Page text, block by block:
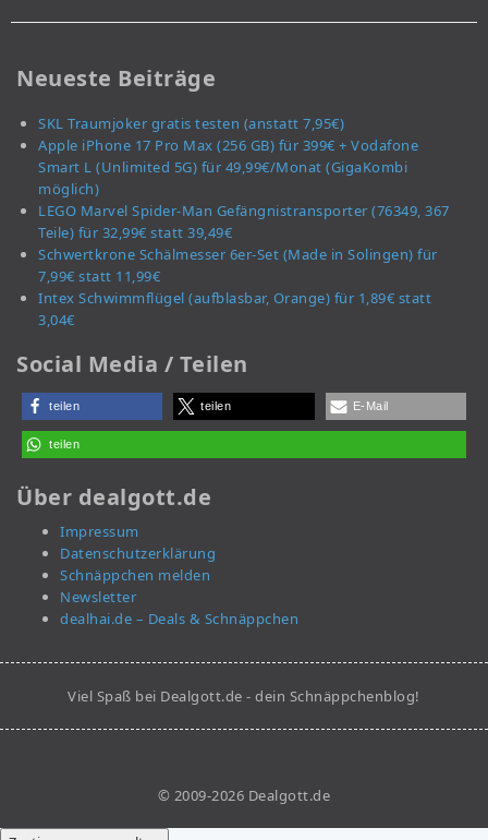
Neueste Beiträge
SKL Traumjoker gratis testen (anstatt 7,95€)
Apple iPhone 17 Pro Max (256 GB) für 399€ + Vodafone
Smart L (Unlimited 5G) für 49,99€/Monat (GigaKombi
möglich)
LEGO Marvel Spider-Man Gefängnistransporter (76349, 367
Teile) für 32,99€ statt 39,49€
Schwertkrone Schälmesser 6er-Set (Made in Solingen) für
7,99€ statt 11,99€
Intex Schwimmflügel (aufblasbar, Orange) für 1,89€ statt
3,04€
Social Media / Teilen
teilen teilen E-Mail
teilen
Über dealgott.de
Impressum
Datenschutzerklärung
Schnäppchen melden
Newsletter
dealhai.de – Deals & Schnäppchen
Viel Spaß bei Dealgott.de - dein Schnäppchenblog!
© 2009-2026 Dealgott.de